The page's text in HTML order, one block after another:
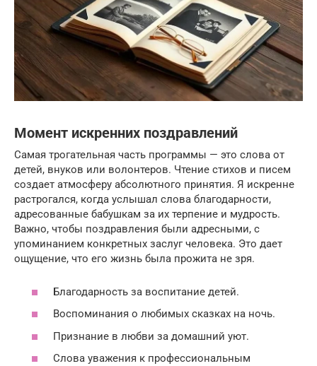
Момент искренних поздравлений
Самая трогательная часть программы — это слова от
детей, внуков или волонтеров. Чтение стихов и писем
создает атмосферу абсолютного принятия. Я искренне
растрогался, когда услышал слова благодарности,
адресованные бабушкам за их терпение и мудрость.
Важно, чтобы поздравления были адресными, с
упоминанием конкретных заслуг человека. Это дает
ощущение, что его жизнь была прожита не зря.
Благодарность за воспитание детей.
Воспоминания о любимых сказках на ночь.
Признание в любви за домашний уют.
Слова уважения к профессиональным